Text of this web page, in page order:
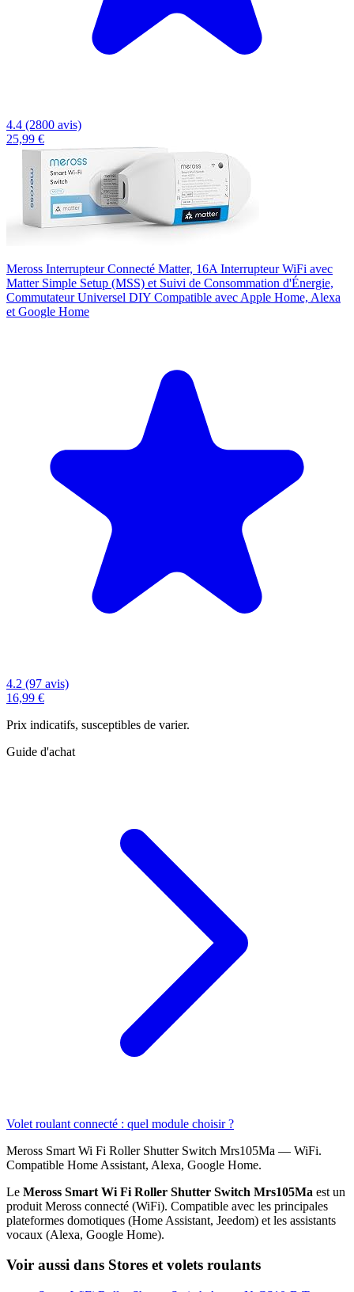
4.4 (2800 avis)
25,99 €
Meross Interrupteur Connecté Matter, 16A Interrupteur WiFi avec
Matter Simple Setup (MSS) et Suivi de Consommation d'Énergie,
Commutateur Universel DIY Compatible avec Apple Home, Alexa
et Google Home
4.2 (97 avis)
16,99 €
Prix indicatifs, susceptibles de varier.
Guide d'achat
Volet roulant connecté : quel module choisir ?
Meross Smart Wi Fi Roller Shutter Switch Mrs105Ma — WiFi.
Compatible Home Assistant, Alexa, Google Home.
Le Meross Smart Wi Fi Roller Shutter Switch Mrs105Ma est un
produit Meross connecté (WiFi). Compatible avec les principales
plateformes domotiques (Home Assistant, Jeedom) et les assistants
vocaux (Alexa, Google Home).
Voir aussi dans Stores et volets roulants